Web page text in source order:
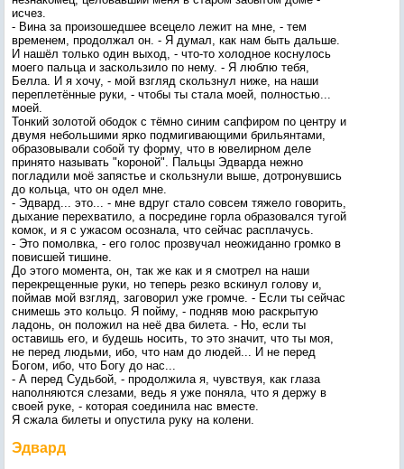
исчез.
- Вина за произошедшее всецело лежит на мне, - тем
временем, продолжал он. - Я думал, как нам быть дальше.
И нашёл только один выход, - что-то холодное коснулось
моего пальца и заскользило по нему. - Я люблю тебя,
Белла. И я хочу, - мой взгляд скользнул ниже, на наши
переплетённые руки, - чтобы ты стала моей, полностью...
моей.
Тонкий золотой ободок с тёмно синим сапфиром по центру и
двумя небольшими ярко подмигивающими брильянтами,
образовывали собой ту форму, что в ювелирном деле
принято называть "короной". Пальцы Эдварда нежно
погладили моё запястье и скользнули выше, дотронувшись
до кольца, что он одел мне.
- Эдвард... это... - мне вдруг стало совсем тяжело говорить,
дыхание перехватило, а посредине горла образовался тугой
комок, и я с ужасом осознала, что сейчас расплачусь.
- Это помолвка, - его голос прозвучал неожиданно громко в
повисшей тишине.
До этого момента, он, так же как и я смотрел на наши
перекрещенные руки, но теперь резко вскинул голову и,
поймав мой взгляд, заговорил уже громче. - Если ты сейчас
снимешь это кольцо. Я пойму, - подняв мою раскрытую
ладонь, он положил на неё два билета. - Но, если ты
оставишь его, и будешь носить, то это значит, что ты моя,
не перед людьми, ибо, что нам до людей... И не перед
Богом, ибо, что Богу до нас...
- А перед Судьбой, - продолжила я, чувствуя, как глаза
наполняются слезами, ведь я уже поняла, что я держу в
своей руке, - которая соединила нас вместе.
Я сжала билеты и опустила руку на колени.
Эдвард